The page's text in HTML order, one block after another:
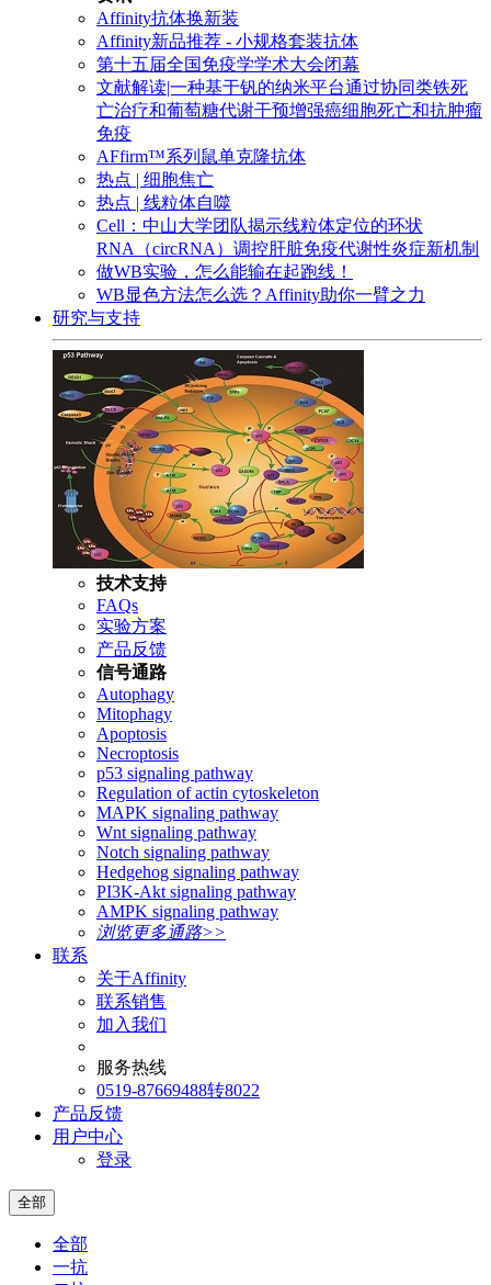
Affinity抗体换新装
Affinity新品推荐 - 小规格套装抗体
第十五届全国免疫学学术大会闭幕
文献解读|一种基于钒的纳米平台通过协同类铁死
亡治疗和葡萄糖代谢干预增强癌细胞死亡和抗肿瘤
免疫
AFfirm™系列鼠单克隆抗体
热点 | 细胞焦亡
热点 | 线粒体自噬
Cell：中山大学团队揭示线粒体定位的环状
RNA（circRNA）调控肝脏免疫代谢性炎症新机制
做WB实验，怎么能输在起跑线！
WB显色方法怎么选？Affinity助你一臂之力
研究与支持
技术支持
FAQs
实验方案
产品反馈
信号通路
Autophagy
Mitophagy
Apoptosis
Necroptosis
p53 signaling pathway
Regulation of actin cytoskeleton
MAPK signaling pathway
Wnt signaling pathway
Notch signaling pathway
Hedgehog signaling pathway
PI3K-Akt signaling pathway
AMPK signaling pathway
浏览更多通路>>
联系
关于Affinity
联系销售
加入我们
服务热线
0519-87669488转8022
产品反馈
用户中心
登录
全部
全部
一抗